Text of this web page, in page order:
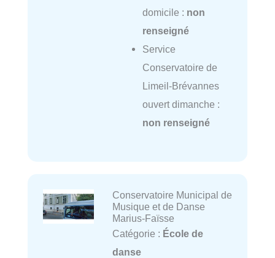
domicile : non
renseigné
Service
Conservatoire de
Limeil-Brévannes
ouvert dimanche :
non renseigné
Conservatoire Municipal de
Musique et de Danse
Marius-Faïsse
Catégorie : École de
danse